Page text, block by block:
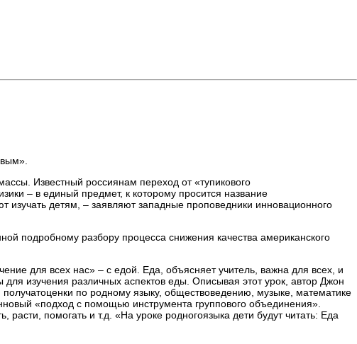
Известный россиянам переход от «тупикового
– в единый предмет, к которому просится название
детям, – заявляют западные проповедники инновационного
подробному разбору процесса снижения качества американского
для всех нас» – с едой. Еда, объясняет учитель, важна для всех, и
изучения различных аспектов еды. Описывая этот урок, автор Джон
по родному языку, обществоведению, музыке, математике
«подход с помощью инструмента группового объединения».
расти, помогать и т.д. «На уроке родногоязыка дети будут читать: Еда